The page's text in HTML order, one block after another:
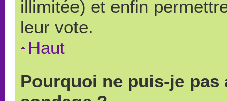
illimitée) et enfin
leur vote.
Haut
Pourquoi ne puis-je